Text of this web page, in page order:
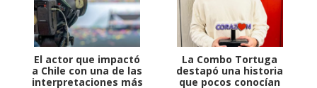
El actor que impactó
a Chile con una de las
interpretaciones más
La Combo Tortuga
destapó una historia
que pocos conocían